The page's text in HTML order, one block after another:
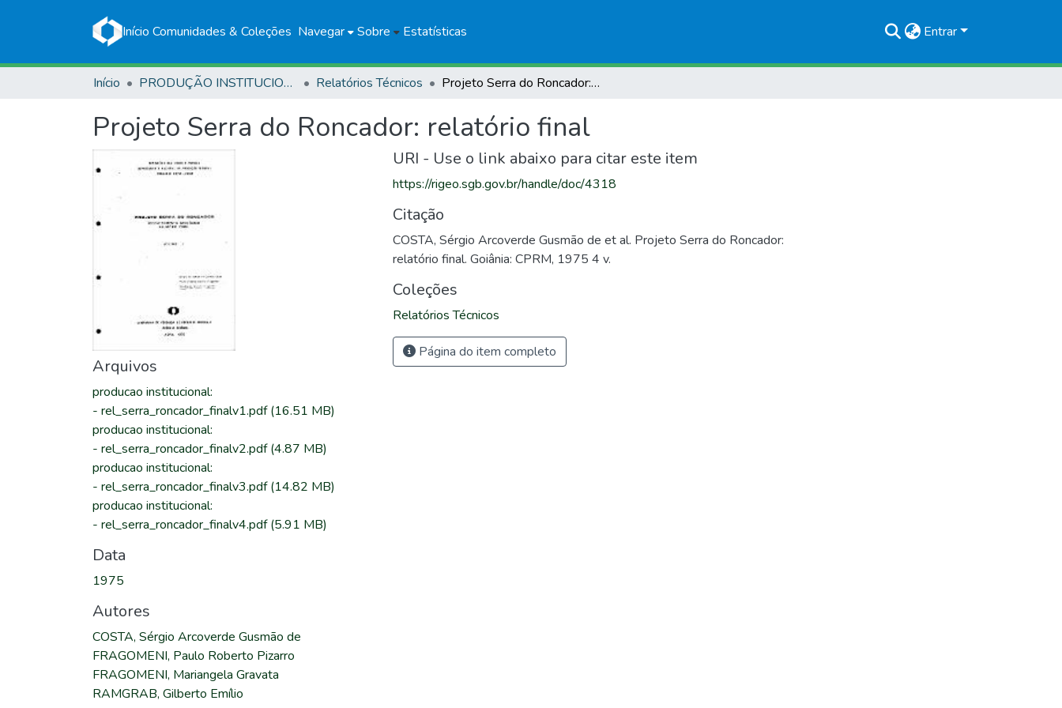
Início Comunidades & Coleções Navegar Sobre Estatísticas Entrar
Início PRODUÇÃO INSTITUCIONAL Relatórios Técnicos Projeto Serra do Roncador: relatório final
Projeto Serra do Roncador: relatório final
Arquivos
producao institucional:
- rel_serra_roncador_finalv1.pdf(16.51 MB)
producao institucional:
- rel_serra_roncador_finalv2.pdf(4.87 MB)
producao institucional:
- rel_serra_roncador_finalv3.pdf(14.82 MB)
producao institucional:
- rel_serra_roncador_finalv4.pdf(5.91 MB)
Data
1975
Autores
COSTA, Sérgio Arcoverde Gusmão de
FRAGOMENI, Paulo Roberto Pizarro
FRAGOMENI, Mariangela Gravata
RAMGRAB, Gilberto Emílio
URI - Use o link abaixo para citar este item
https://rigeo.sgb.gov.br/handle/doc/4318
Citação
COSTA, Sérgio Arcoverde Gusmão de et al. Projeto Serra do Roncador:
relatório final. Goiânia: CPRM, 1975 4 v.
Coleções
Relatórios Técnicos
Página do item completo